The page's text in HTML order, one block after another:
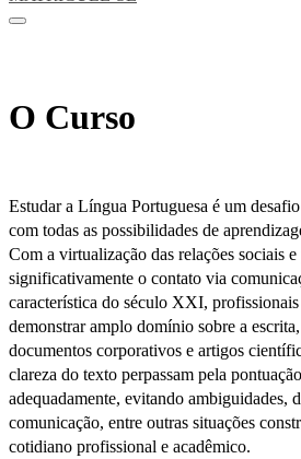
O Curso
Estudar a Língua Portuguesa é um
com todas as possibilidades de
Com a virtualização das relações sociais
significativamente o contato via
característica do século XXI, profissionais
demonstrar amplo domínio sobre a
documentos corporativos e artigos
clareza do texto perpassam pela
adequadamente, evitando ambiguidades,
comunicação, entre outras situações
cotidiano profissional e acadêmico.